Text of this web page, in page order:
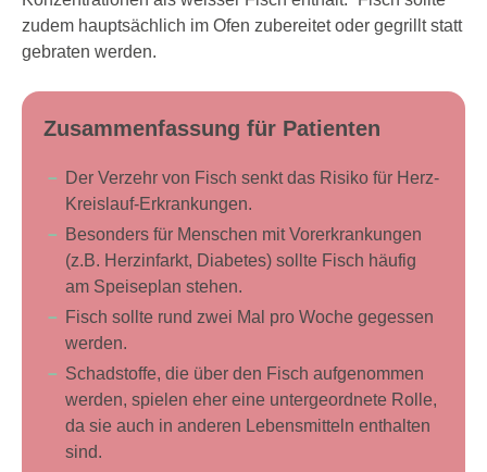
zudem hauptsächlich im Ofen zubereitet oder gegrillt statt
gebraten werden.
Zusammenfassung für Patienten
Der Verzehr von Fisch senkt das Risiko für Herz-
Kreislauf-Erkrankungen.
Besonders für Menschen mit Vorerkrankungen
(z.B. Herzinfarkt, Diabetes) sollte Fisch häufig
am Speiseplan stehen.
Fisch sollte rund zwei Mal pro Woche gegessen
werden.
Schadstoffe, die über den Fisch aufgenommen
werden, spielen eher eine untergeordnete Rolle,
da sie auch in anderen Lebensmitteln enthalten
sind.